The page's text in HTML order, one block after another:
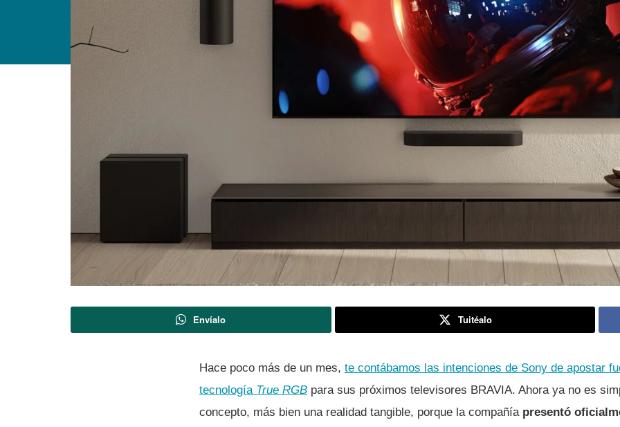
Envíalo Tuitéalo
Hace poco más de un mes, te contábamos las intenciones de Sony de apostar
tecnología True RGB para sus próximos televisores BRAVIA. Ahora ya no es
concepto, más bien una realidad tangible, porque la compañía presentó